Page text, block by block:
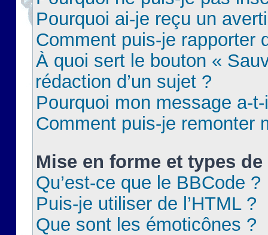
Pourquoi ai-je reçu un
Comment puis-je rapporter
À quoi sert le bouton «
rédaction d’un sujet ?
Pourquoi mon message a-
Comment puis-je remonter
Mise en forme et types
Qu’est-ce que le BBCode ?
Puis-je utiliser de l’HTML ?
Que sont les émoticônes ?